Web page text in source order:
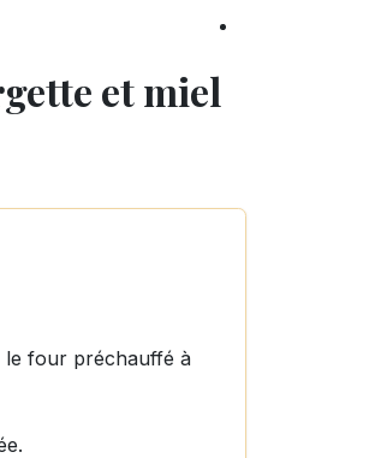
et miel
le four préchauffé à